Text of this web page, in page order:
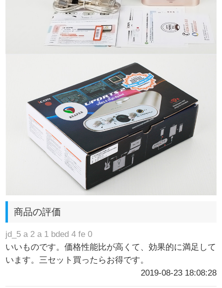
商品の評価
jd_5 a 2 a 1 bded 4 fe 0
いいものです。価格性能比が高くて、効果的に満足して
います。三セット買ったらお得です。
2019-08-23 18:08:28